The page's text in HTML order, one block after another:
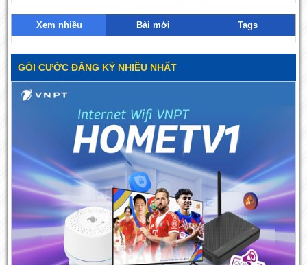
Xem nhiều Bài mới Tags
GÓI CƯỚC ĐĂNG KÝ NHIỀU NHẤT